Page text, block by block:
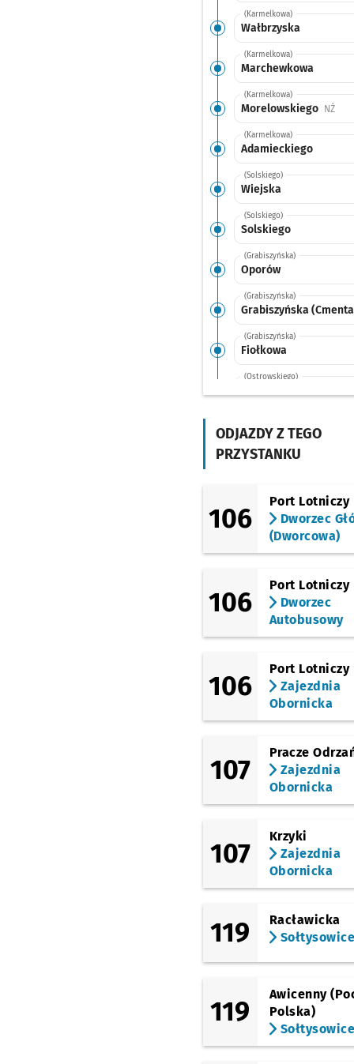
(Karmelkowa)
Wałbrzyska
(Karmelkowa)
Marchewkowa
(Karmelkowa)
Morelowskiego NŻ
(Karmelkowa)
Adamieckiego
(Solskiego)
Wiejska
(Solskiego)
Solskiego
(Grabiszyńska)
Oporów
(Grabiszyńska)
Grabiszyńska
(Grabiszyńska)
Fiołkowa
(Ostrowskiego)
Ostrowskiego NŻ
(Krzemieniecka)
(Krzemieniecka)
Krzemieniecka
(Krzemieniecka)
Trawowa
(Stanisławowska)
Stanisławowska (W.k.
Formaty)
(Mińska)
Muchobór Wielki
(Roślinna)
(Mińska)
(Mińska)
Mińska (Rondo Rotm.
Pileckiego)
Rogowska (P+R)
(TAT)
Strzegomska
Nowodworska
(Muchoborska)
(Stacja Kolejowa)
(Klecińska)
Szkocka
(Na Ostatnim Groszu)
Gądowianka NŻ
ODJAZDY Z TEGO
PRZYSTANKU
106
Port Lotniczy
Dworzec
(Dworcowa)
106
Port Lotniczy
Dworzec
Autobusowy
106
Port Lotniczy
Zajezdnia
Obornicka
107
Pracze
Zajezdnia
Obornicka
107
Krzyki
Zajezdnia
Obornicka
119
Racławicka
Sołtysowice
119
Awicenny
Polska)
Sołtysowice